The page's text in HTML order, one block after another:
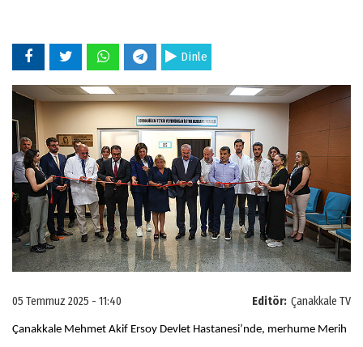
Dinle
Editör: Çanakkale TV
05 Temmuz 2025 - 11:40
Çanakkale Mehmet Akif Ersoy Devlet Hastanesi’nde, merhume Merih